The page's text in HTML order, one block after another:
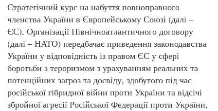
Стратегічний курс на набуття повноправного
членства України в Європейському Союзі (далі –
ЄС), Організації Північноатлантичного договору
(далі – НАТО) передбачає приведення законодавства
України у відповідність із правом ЄС у сфері
боротьби з тероризмом з урахуванням реальних та
потенційних загроз та досвіду, здобутого під час
російської гібридної війни проти України та відсічі
збройної агресії Російської Федерації проти України,